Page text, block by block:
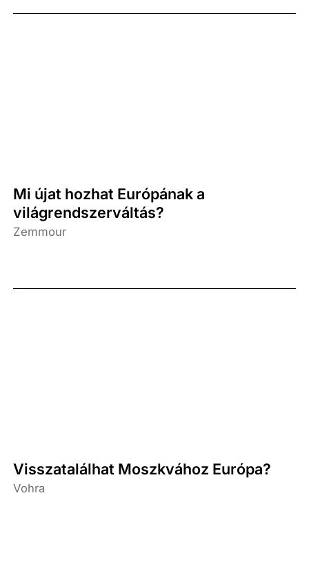
Mi újat hozhat Európának a
világrendszerváltás?
Zemmour
Visszatalálhat Moszkvához Európa?
Vohra